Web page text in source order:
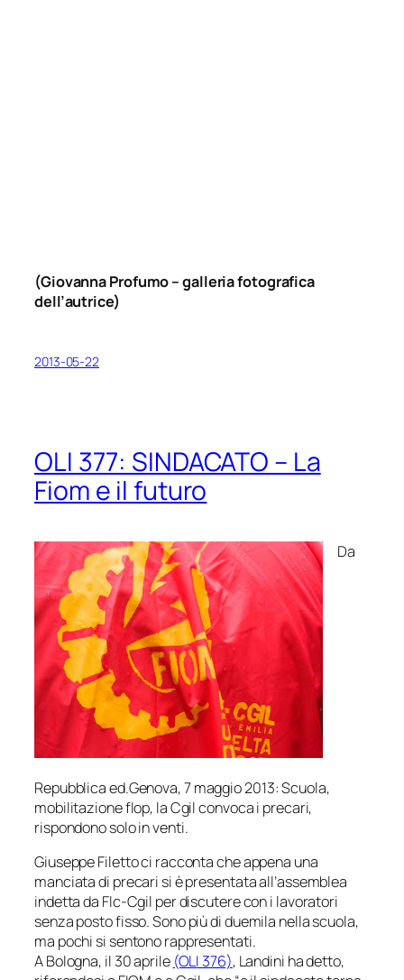
(Giovanna Profumo– galleria fotografica
dell’autrice)
2013-05-22
OLI 377: SINDACATO – La
Fiom e il futuro
Da
Repubblica ed.Genova, 7 maggio 2013:Scuola,
mobilitazione flop, la Cgil convoca i precari,
rispondono solo in venti.
Giuseppe Filetto ci racconta che appena una
manciata di precari si è presentata all’assemblea
indetta da Flc-Cgil per discutere con i lavoratori
senza posto fisso. Sono più di duemila nella scuola,
ma pochi si sentono rappresentati.
A Bologna, il 30 aprile (OLI 376), Landini ha detto,